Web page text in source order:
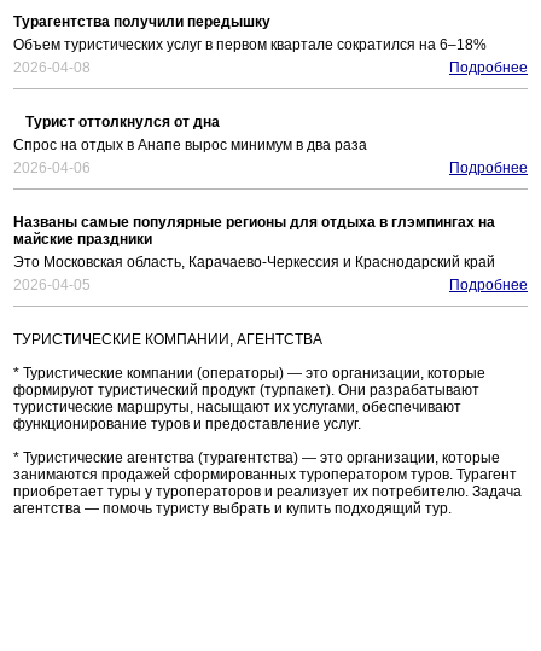
Турагентства получили передышку
Объем туристических услуг в первом квартале сократился на 6–18%
2026-04-08
Подробнее
Турист оттолкнулся от дна
Спрос на отдых в Анапе вырос минимум в два раза
2026-04-06
Подробнее
Названы самые популярные регионы для отдыха в глэмпингах на
майские праздники
Это Московская область, Карачаево-Черкессия и Краснодарский край
2026-04-05
Подробнее
ТУРИСТИЧЕСКИЕ КОМПАНИИ, АГЕНТСТВА
* Туристические компании (операторы) — это организации, которые
формируют туристический продукт (турпакет). Они разрабатывают
туристические маршруты, насыщают их услугами, обеспечивают
функционирование туров и предоставление услуг.
* Туристические агентства (турагентства) — это организации, которые
занимаются продажей сформированных туроператором туров. Турагент
приобретает туры у туроператоров и реализует их потребителю. Задача
агентства — помочь туристу выбрать и купить подходящий тур.